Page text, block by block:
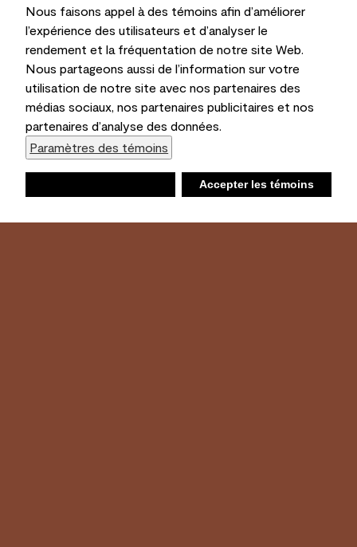
Nous faisons appel à des témoins afin d’améliorer
l’expérience des utilisateurs et d’analyser le
rendement et la fréquentation de notre site Web.
Nous partageons aussi de l’information sur votre
utilisation de notre site avec nos partenaires des
médias sociaux, nos partenaires publicitaires et nos
partenaires d’analyse des données.
Paramètres des témoins
Accepter les témoins
Liste d’achats